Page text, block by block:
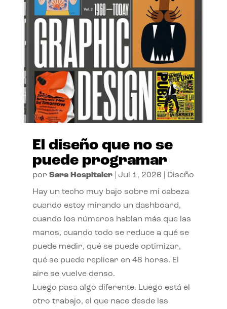
El diseño que no se
puede programar
por Sara Hospitaler| Jul 1, 2026 Diseño
Hay un techo muy bajo sobre mi cabeza
cuando estoy mirando un dashboard,
cuando los números hablan más que las
manos, cuando todo se reduce a qué se
puede medir, qué se puede optimizar,
qué se puede replicar en 48 horas. El
aire se vuelve denso.
Luego pasa algo diferente. Luego está el
otro trabajo, el que nace desde las